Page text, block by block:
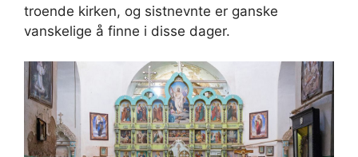
troende kirken, og sistnevnte er ganske
vanskelige å finne i disse dager.